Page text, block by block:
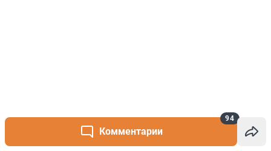
Комментарии
94